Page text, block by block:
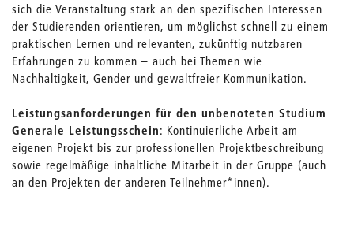
sich die Veranstaltung stark an den spezifischen Interessen
der Studierenden orientieren, um möglichst schnell zu einem
praktischen Lernen und relevanten, zukünftig nutzbaren
Erfahrungen zu kommen – auch bei Themen wie
Nachhaltigkeit, Gender und gewaltfreier Kommunikation.
Leistungsanforderungen für den unbenoteten Studium
Generale Leistungsschein: Kontinuierliche Arbeit am
eigenen Projekt bis zur professionellen Projektbeschreibung
sowie regelmäßige inhaltliche Mitarbeit in der Gruppe (auch
an den Projekten der anderen Teilnehmer*innen).